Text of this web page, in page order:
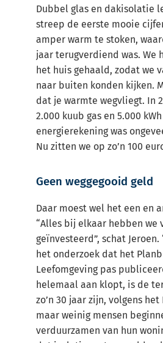
Dubbel glas en dakisolatie
streep de eerste mooie
amper warm te stoken,
jaar terugverdiend was.
het huis gehaald, zodat we
naar buiten konden kijken.
dat je warmte wegvliegt. In
2.000 kuub gas en 5.000
energierekening was
Nu zitten we op zo’n 100
Geen weggegooid geld
Daar moest wel het een en
“Alles bij elkaar hebben we
geïnvesteerd”, schat
het onderzoek dat het
Leefomgeving pas
helemaal aan klopt, is de
zo’n 30 jaar zijn, volgens
maar weinig mensen
verduurzamen van hun